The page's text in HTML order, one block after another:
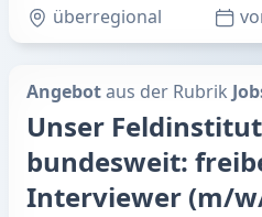
überregional
Angebotaus der Rubrik
Unser
bundesweit:
Interviewer (m/